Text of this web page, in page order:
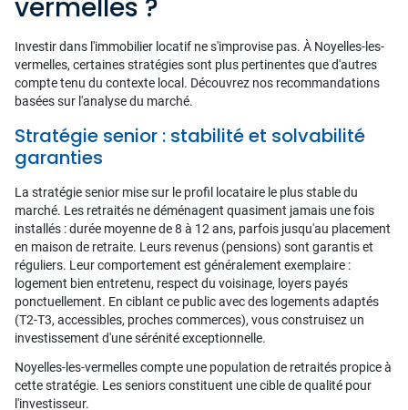
vermelles ?
Investir dans l'immobilier locatif ne s'improvise pas. À Noyelles-les-
vermelles, certaines stratégies sont plus pertinentes que d'autres
compte tenu du contexte local. Découvrez nos recommandations
basées sur l'analyse du marché.
Stratégie senior : stabilité et solvabilité
garanties
La stratégie senior mise sur le profil locataire le plus stable du
marché. Les retraités ne déménagent quasiment jamais une fois
installés : durée moyenne de 8 à 12 ans, parfois jusqu'au placement
en maison de retraite. Leurs revenus (pensions) sont garantis et
réguliers. Leur comportement est généralement exemplaire :
logement bien entretenu, respect du voisinage, loyers payés
ponctuellement. En ciblant ce public avec des logements adaptés
(T2-T3, accessibles, proches commerces), vous construisez un
investissement d'une sérénité exceptionnelle.
Noyelles-les-vermelles compte une population de retraités propice à
cette stratégie. Les seniors constituent une cible de qualité pour
l'investisseur.